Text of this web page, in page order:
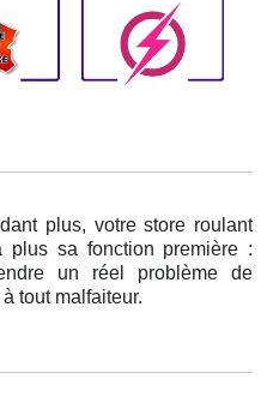
plus, votre store roulant
plus sa fonction première :
un réel problème de
tout malfaiteur.